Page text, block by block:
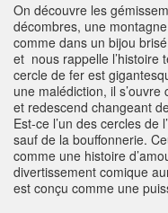
On découvre les
décombres, une
comme dans un bijou
et nous rappelle l’histoire
cercle de fer est
une malédiction, il
et redescend changeant
Est-ce l’un des cercles de
sauf de la bouffonnerie.
comme une histoire
divertissement comique
est conçu comme une